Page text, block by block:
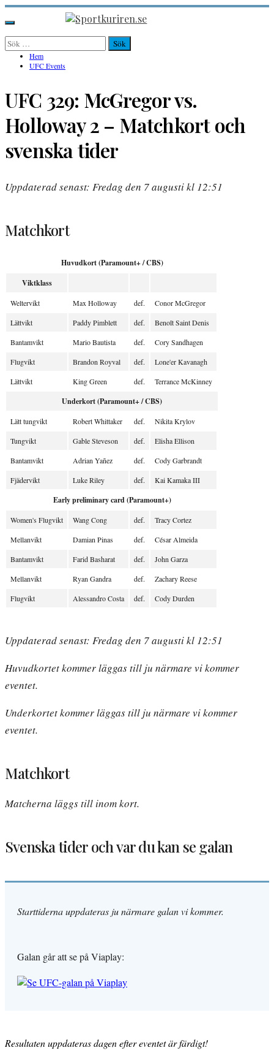
Hoppa
till
innehåll
Sportkuriren.se
Primär
meny
Sök
efter: Hem
UFC Events
UFC 329: McGregor vs.
Holloway 2 – Matchkort och
svenska tider
Uppdaterad senast: Fredag den 7 augusti kl 12:51
Matchkort
Huvudkort (Paramount+ / CBS)
Viktklass
Weltervikt Max Holloway def.
Conor McGregor
Lättvikt
Paddy Pimblett def.
Benoît Saint Denis
Bantamvikt
Mario Bautista def.
Cory Sandhagen
Flugvikt
Brandon Royval def.
Lone'er Kavanagh
Lättvikt
King Green def. Terrance McKinney
Underkort (Paramount+ / CBS)
Lätt tungvikt Robert Whittaker def.
Nikita Krylov
Tungvikt
Gable Steveson def.
Elisha Ellison
Bantamvikt
Adrian Yañez def.
Cody Garbrandt
Fjädervikt
Luke Riley def. Kai Kamaka III
Early preliminary card (Paramount+)
Women's Flugvikt Wang Cong def.
Tracy Cortez
Mellanvikt
Damian Pinas def.
César Almeida
Bantamvikt
Farid Basharat def.
John Garza
Mellanvikt
Ryan Gandra def.
Zachary Reese
Flugvikt
Alessandro Costa def. Cody Durden
Uppdaterad senast: Fredag den 7 augusti kl 12:51
Huvudkortet kommer läggas till ju närmare vi kommer
eventet.
Underkortet kommer läggas till ju närmare vi kommer
eventet.
Matchkort
Matcherna läggs till inom kort.
Svenska tider och var du kan se galan
Starttiderna uppdateras ju närmare galan vi kommer.
Galan går att se på Viaplay:
Resultaten uppdateras dagen efter eventet är färdigt!